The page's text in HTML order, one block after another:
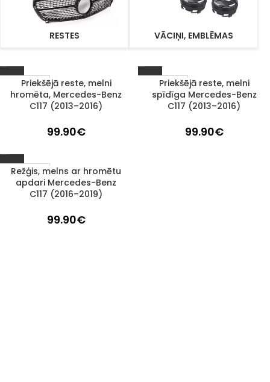
RESTES VĀCIŅI, EMBLĒMAS
Izpārdots
Priekšējā reste, melni
hromēta, Mercedes-Benz
C117 (2013–2016)
99.90€
Izpārdots
Priekšējā reste, melni
spīdīga Mercedes-Benz
C117 (2013–2016)
99.90€
Izpārdots
Režģis, melns ar hromētu
apdari Mercedes-Benz
C117 (2016–2019)
99.90€